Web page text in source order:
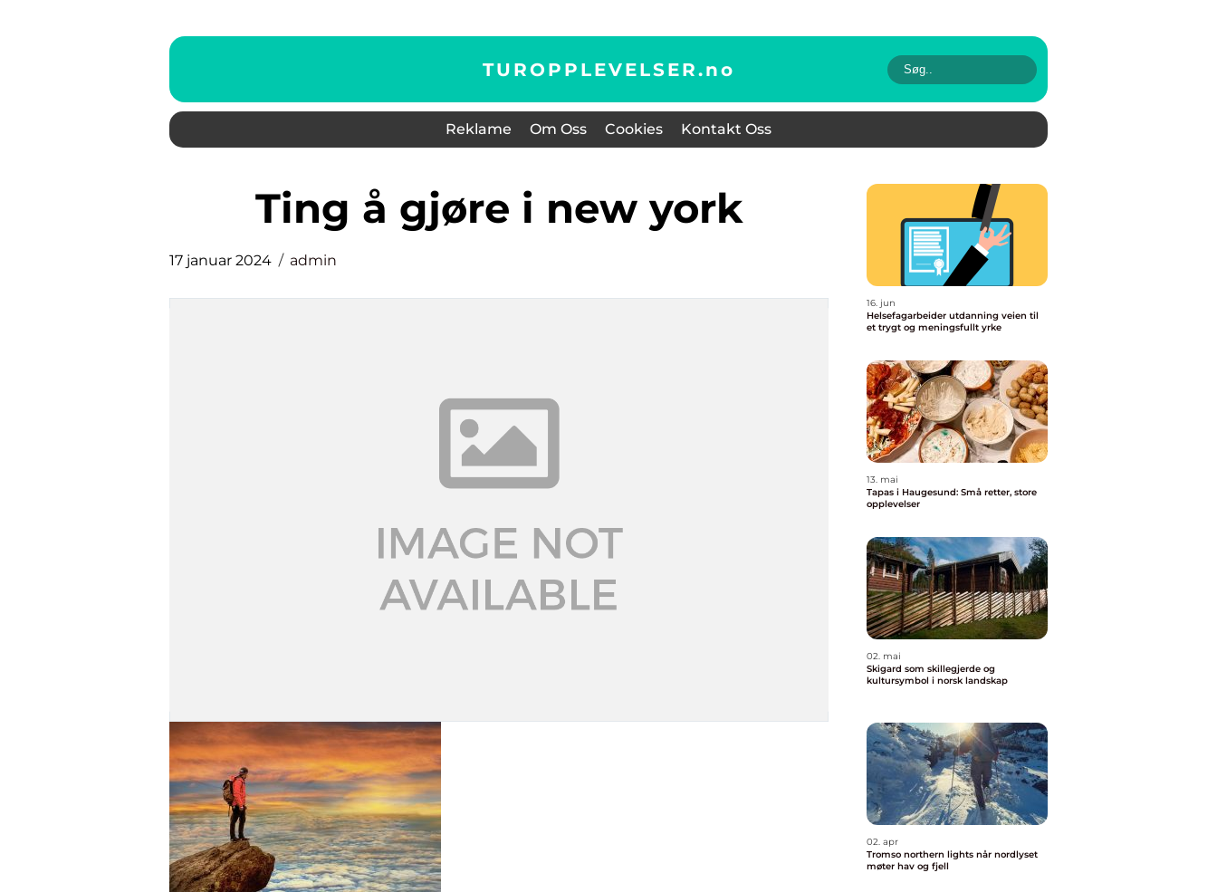
TUROPPLEVELSER.no
Reklame Om Oss Cookies Kontakt Oss
ting å gjøre i new york
17 januar 2024 admin
16. jun
Helsefagarbeider utdanning veien til
et trygt og meningsfullt yrke
13. mai
Tapas i Haugesund: Små retter, store
opplevelser
02. mai
Skigard som skillegjerde og
kultursymbol i norsk landskap
02. apr
Tromso northern lights når nordlyset
møter hav og fjell